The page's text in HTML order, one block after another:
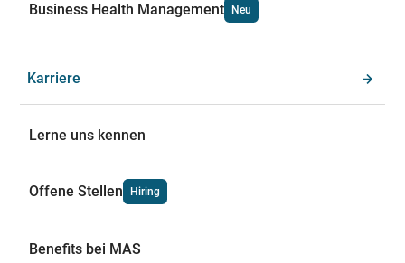
Business Health Management Neu
Karriere
Lerne uns kennen
Offene Stellen Hiring
Benefits bei MAS